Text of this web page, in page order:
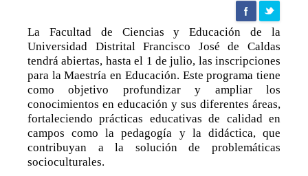
La Facultad de Ciencias y Educación de la
Universidad Distrital Francisco José de Caldas
tendrá abiertas, hasta el 1 de julio, las inscripciones
para la Maestría en Educación. Este programa tiene
como objetivo profundizar y ampliar los
conocimientos en educación y sus diferentes áreas,
fortaleciendo prácticas educativas de calidad en
campos como la pedagogía y la didáctica, que
contribuyan a la solución de problemáticas
socioculturales.